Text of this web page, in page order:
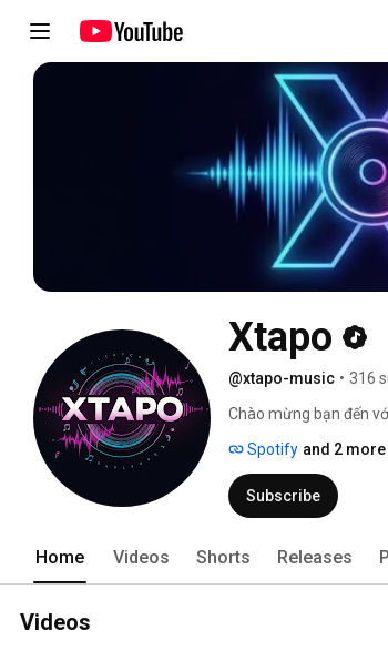
Xtapo
@xtapo-music • 316
Chào mừng bạn đến
được gửi gắm bằng
bạn. Hãy cùng lắng
Spotify and 2
Subscribe
Home Videos Shorts Releases
Videos